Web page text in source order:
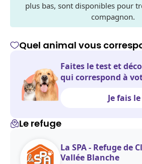
plus bas, sont disponibles pour
compagnon.
Quel animal vous
Faites le test et
qui correspond à
Je fais
Le refuge
La SPA - Refuge de
Vallée Blanche